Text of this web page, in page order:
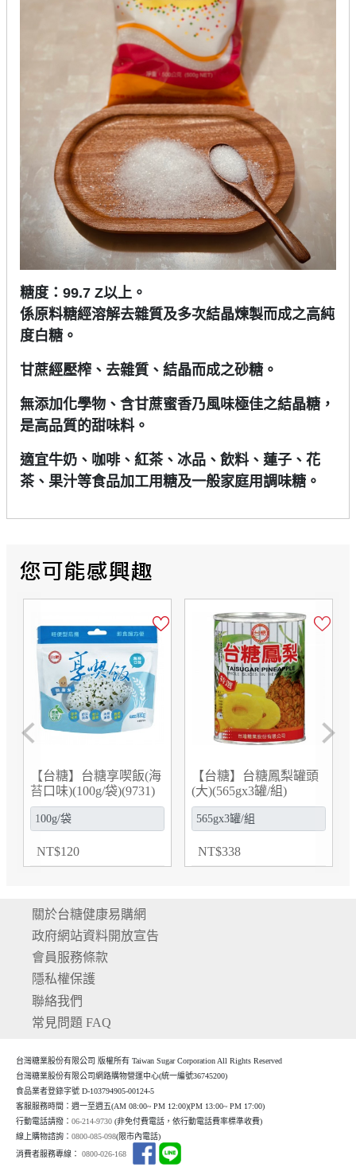
糖度：99.7 Z以上。
係原料糖經溶解去雜質及多次結晶煉製而成之高純
度白糖。
甘蔗經壓榨、去雜質、結晶而成之砂糖。
無添加化學物、含甘蔗蜜香乃風味極佳之結晶糖，
是高品質的甜味料。
適宜牛奶、咖啡、紅茶、冰品、飲料、蓮子、花
茶、果汁等食品加工用糖及一般家庭用調味糖。
【台糖】台糖享喫飯(海
苔口味)(100g/袋)(9731)
NT$120
【台糖】台糖鳳梨罐頭
(大)(565gx3罐/組)
(997103)
NT$338
Previous Next
關於台糖健康易購網
政府網站資料開放宣告
會員服務條款
隱私權保護
聯絡我們
常見問題 FAQ
台灣糖業股份有限公司 版權所有 Taiwan Sugar Corporation All Rights Reserved
台灣糖業股份有限公司網路購物營運中心(統一編號36745200)
食品業者登錄字號 D-103794905-00124-5
客服服務時間：週一至週五(AM 08:00~ PM 12:00)(PM 13:00~ PM 17:00)
行動電話請撥：06-214-9730 (非免付費電話，依行動電話費率標準收費)
線上購物諮詢：0800-085-098(限市內電話)
消費者服務專線：0800-026-168